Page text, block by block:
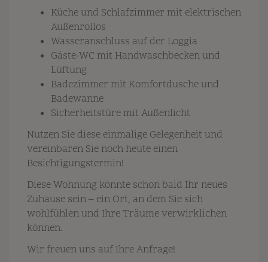
Küche und Schlafzimmer mit elektrischen
Außenrollos
Wasseranschluss auf der Loggia
Gäste-WC mit Handwaschbecken und
Lüftung
Badezimmer mit Komfortdusche und
Badewanne
Sicherheitstüre mit Außenlicht
Nutzen Sie diese einmalige Gelegenheit und
vereinbaren Sie noch heute einen
Besichtigungstermin!
Diese Wohnung könnte schon bald Ihr neues
Zuhause sein – ein Ort, an dem Sie sich
wohlfühlen und Ihre Träume verwirklichen
können.
Wir freuen uns auf Ihre Anfrage!